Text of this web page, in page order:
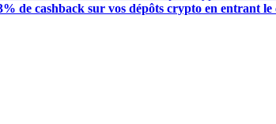
de cashback sur vos dépôts crypto en entrant